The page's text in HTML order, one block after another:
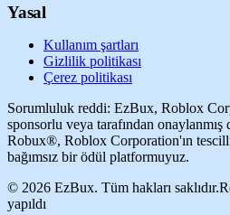
Yasal
Kullanım şartları
Gizlilik politikası
Çerez politikası
Sorumluluk reddi: EzBux, Roblox
sponsorlu veya tarafından
Robux®, Roblox Corporation'ın
bağımsız bir ödül platformuyuz.
© 2026 EzBux. Tüm hakları saklıdır.
yapıldı